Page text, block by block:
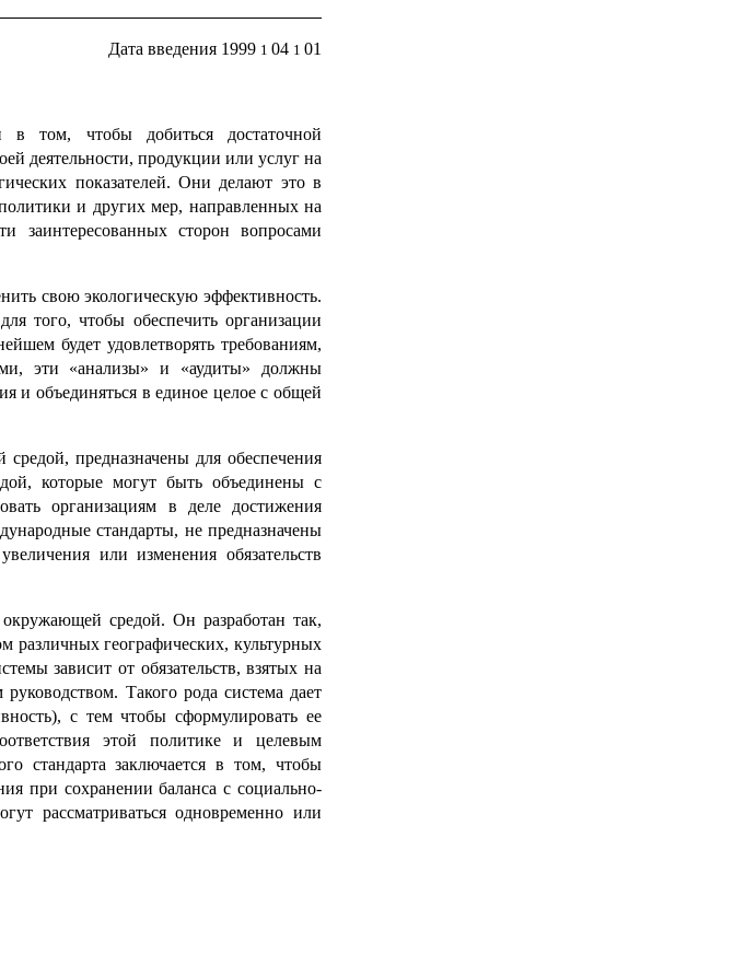
Дата введения 1999 1 04 1 01
в том, чтобы добиться достаточной
деятельности, продукции или услуг на
показателей. Они делают это в
и других мер, направленных на
заинтересованных сторон вопросами
свою экологическую эффективность.
того, чтобы обеспечить организации
будет удовлетворять требованиям,
эти «анализы» и «аудиты» должны
и объединяться в единое целое с общей
предназначены для обеспечения
которые могут быть объединены с
организациям в деле достижения
стандарты, не предназначены
или изменения обязательств
окружающей средой. Он разработан так,
различных географических, культурных
зависит от обязательств, взятых на
Такого рода система дает
с тем чтобы сформулировать ее
этой политике и целевым
стандарта заключается в том, чтобы
при сохранении баланса с социально-
рассматриваться одновременно или